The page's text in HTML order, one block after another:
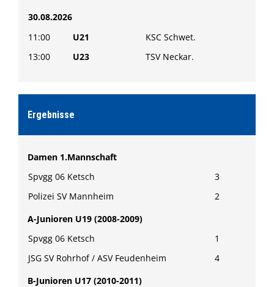
30.08.2026
11:00
U21
KSC Schwet.
13:00
U23 TSV Neckar.
Ergebnisse
Damen 1.Mannschaft
Spvgg 06 Ketsch
3
Polizei SV Mannheim
2
A-Junioren U19 (2008-2009)
Spvgg 06 Ketsch
1
JSG SV Rohrhof / ASV Feudenheim
4
B-Junioren U17 (2010-2011)